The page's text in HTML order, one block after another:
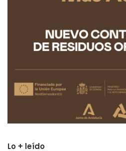
Lo + leído